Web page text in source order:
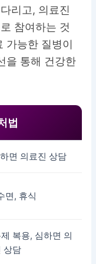
리고, 의료진
참여하는 것
가능한 질병이
을 통해 건강한
법
면 의료진 상담
면, 휴식
복용, 심하면 의
상담